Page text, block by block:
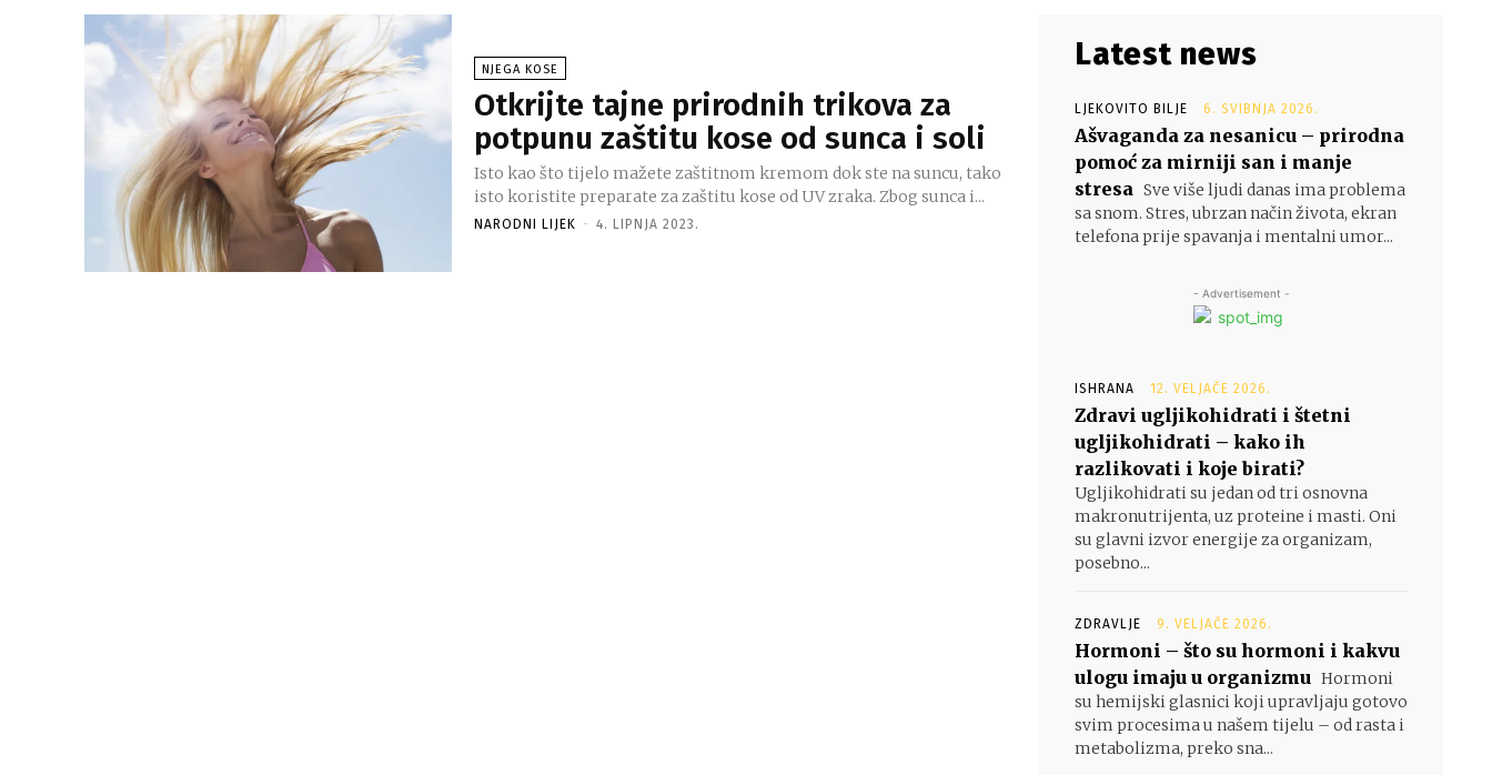
NJEGA KOSE
Otkrijte tajne prirodnih trikova za
potpunu zaštitu kose od sunca i soli
Isto kao što tijelo mažete zaštitnom kremom dok ste na suncu, tako
isto koristite preparate za zaštitu kose od UV zraka. Zbog sunca i...
NARODNI LIJEK - 4. LIPNJA 2023.
Latest news
LJEKOVITO BILJE 6. SVIBNJA 2026.
Ašvaganda za nesanicu – prirodna
pomoć za mirniji san i manje
stresa Sve više ljudi danas ima problema
sa snom. Stres, ubrzan način života, ekran
telefona prije spavanja i mentalni umor...
- Advertisement -
ISHRANA 12. VELJAČE 2026.
Zdravi ugljikohidrati i štetni
ugljikohidrati – kako ih
razlikovati i koje birati?
Ugljikohidrati su jedan od tri osnovna
makronutrijenta, uz proteine i masti. Oni
su glavni izvor energije za organizam,
posebno...
ZDRAVLJE 9. VELJAČE 2026.
Hormoni – što su hormoni i kakvu
ulogu imaju u organizmu Hormoni
su hemijski glasnici koji upravljaju gotovo
svim procesima u našem tijelu – od rasta i
metabolizma, preko sna...